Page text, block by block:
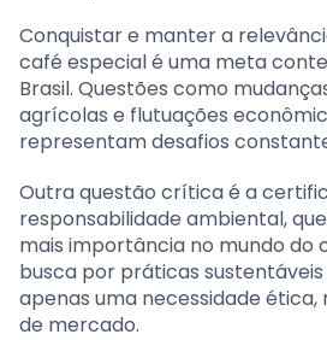
Conquistar e manter a
café especial é uma meta
Brasil. Questões como
agrícolas e flutuações
representam desafios
Outra questão crítica é a
responsabilidade ambiental,
mais importância no mundo do
busca por práticas
apenas uma necessidade ética,
de mercado.